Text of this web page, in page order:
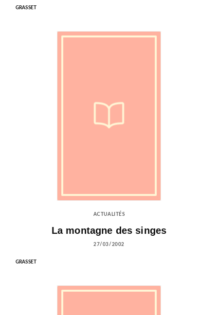
GRASSET
ACTUALITÉS
La montagne des singes
27/03/2002
GRASSET